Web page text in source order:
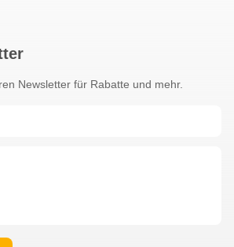
Newsletter für Rabatte und mehr.